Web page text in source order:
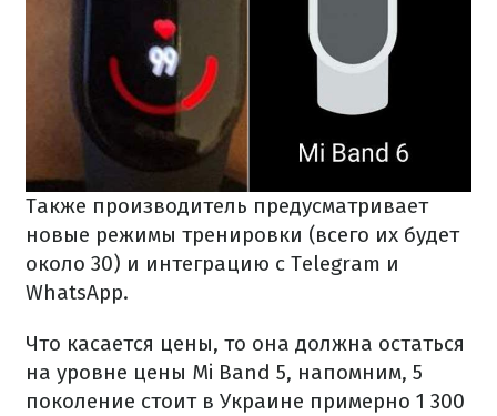
Также производитель предусматривает
новые режимы тренировки (всего их будет
около 30) и интеграцию с Telegram и
WhatsApp.
Что касается цены, то она должна остаться
на уровне цены Mi Band 5, напомним, 5
поколение стоит в Украине примерно 1 300